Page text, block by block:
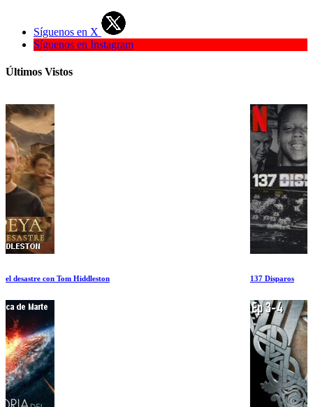
Síguenos en X
Síguenos en Instagram
Últimos Vistos
137 Disparos